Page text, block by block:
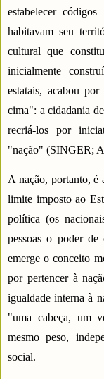
estabelecer
habitavam seu
cultural que
inicialmente
estatais, acabou
cima": a cidadania
recriá-los por
"nação" (SINGER;
A nação, portanto, é
limite imposto ao
política (os
pessoas o poder
emerge o conceito
por pertencer à
igualdade interna à
"uma cabeça, um
mesmo peso,
social.